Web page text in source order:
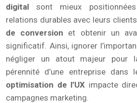
digitalsont mieux
relations durables avec leurs
de conversion et obtenir un
significatif. Ainsi, ignorer
négliger un atout majeur pour
pérennité d’une entreprise dans
optimisation de l’UX impacte
campagnes marketing.